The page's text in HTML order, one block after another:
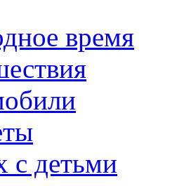
время
с детьми